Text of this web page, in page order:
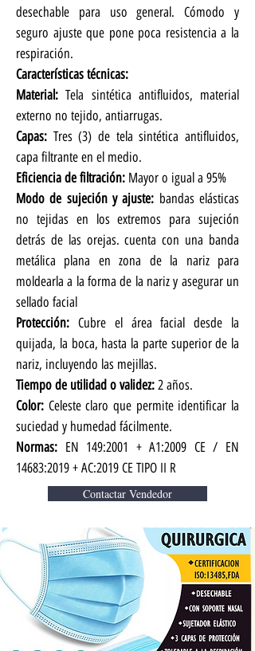
desechable para uso general. Cómodo y
seguro ajuste que pone poca resistencia a la
respiración.
Características técnicas:
Material: Tela sintética antifluidos, material
externo no tejido, antiarrugas.
Capas: Tres (3) de tela sintética antifluidos,
capa filtrante en el medio.
Eficiencia de filtración: Mayor o igual a 95%
Modo de sujeción y ajuste: bandas elásticas
no tejidas en los extremos para sujeción
detrás de las orejas. cuenta con una banda
metálica plana en zona de la nariz para
moldearla a la forma de la nariz y asegurar un
sellado facial
Protección: Cubre el área facial desde la
quijada, la boca, hasta la parte superior de la
nariz, incluyendo las mejillas.
Tiempo de utilidad o validez: 2 años.
Color: Celeste claro que permite identificar la
suciedad y humedad fácilmente.
Normas: EN 149:2001 + A1:2009 CE / EN
14683:2019 + AC:2019 CE TIPO II R
Contactar Vendedor